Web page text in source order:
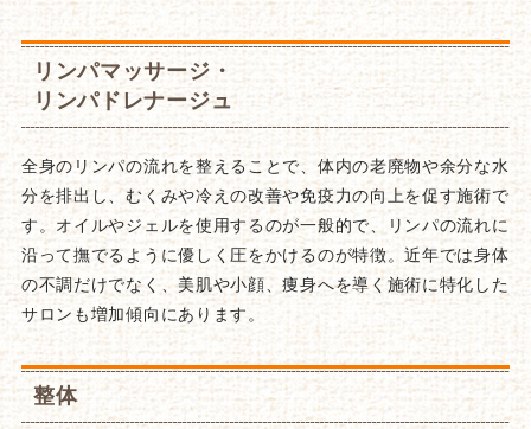
リンパマッサージ・
リンパドレナージュ
全身のリンパの流れを整えることで、体内の老廃物や余分な水
分を排出し、むくみや冷えの改善や免疫力の向上を促す施術で
す。オイルやジェルを使用するのが一般的で、リンパの流れに
沿って撫でるように優しく圧をかけるのが特徴。近年では身体
の不調だけでなく、美肌や小顔、痩身へを導く施術に特化した
サロンも増加傾向にあります。
整体